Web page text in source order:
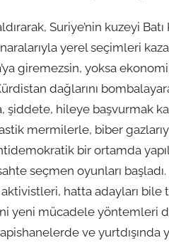
Suriye’nin kuzeyi
yerel seçimleri
giremezsin, yoksa
dağlarını
şiddete, hileye başvurmak
mermilerle, biber
bir ortamda
seçmen oyunları
hatta adayları
yeni mücadele yöntemleri
ve